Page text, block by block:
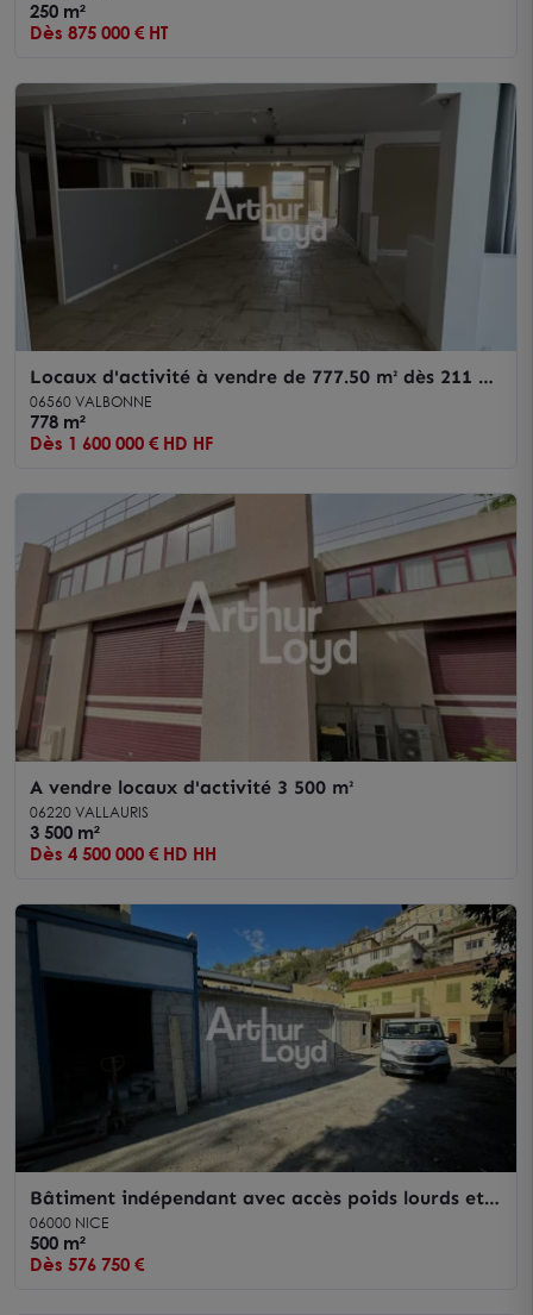
250 m²
Dès 875 000 € HT
Locaux d'activité à vendre de 777.50 m² dès 211 m²
- Sophia Antipolis
06560 VALBONNE
778 m²
Dès 1 600 000 € HD HF
A vendre locaux d'activité 3 500 m²
06220 VALLAURIS
3 500 m²
Dès 4 500 000 € HD HH
Bâtiment indépendant avec accès poids lourds et
cour privative
06000 NICE
500 m²
Dès 576 750 €